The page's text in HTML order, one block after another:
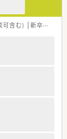
病床数100床の入
可能です。
となっておりま
で勤務を行って
方
可含む) 新卒可